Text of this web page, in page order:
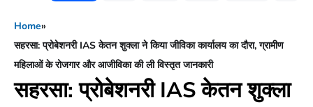
Home»
सहरसा: प्रोबेशनरी IAS केतन शुक्ला ने किया जीविका कार्यालय का दौरा, ग्रामीण
महिलाओं के रोजगार और आजीविका की ली विस्तृत जानकारी
सहरसा: प्रोबेशनरी IAS केतन शुक्ला